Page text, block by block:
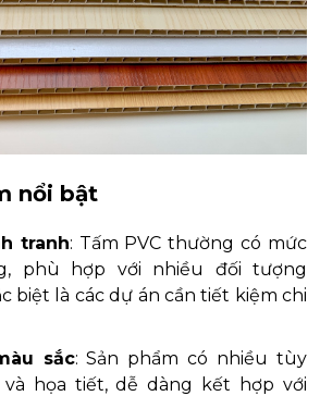
nổi bật
tranh: Tấm PVC thường có mức
phù hợp với nhiều đối tượng
biệt là các dự án cần tiết kiệm chi
sắc: Sản phẩm có nhiều tùy
và họa tiết, dễ dàng kết hợp với